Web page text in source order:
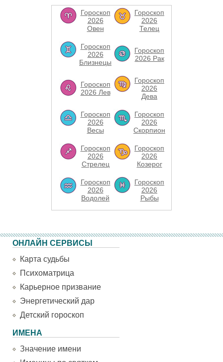
Гороскоп
2026
Овен
Гороскоп
2026
Телец
Гороскоп
2026
Близнецы
Гороскоп
2026 Рак
Гороскоп
2026 Лев
Гороскоп
2026
Дева
Гороскоп
2026
Весы
Гороскоп
2026
Скорпион
Гороскоп
2026
Стрелец
Гороскоп
2026
Козерог
Гороскоп
2026
Водолей
Гороскоп
2026
Рыбы
ОНЛАЙН СЕРВИСЫ
Карта судьбы
Психоматрица
Карьерное призвание
Энергетический дар
Детский гороскоп
ИМЕНА
Значение имени